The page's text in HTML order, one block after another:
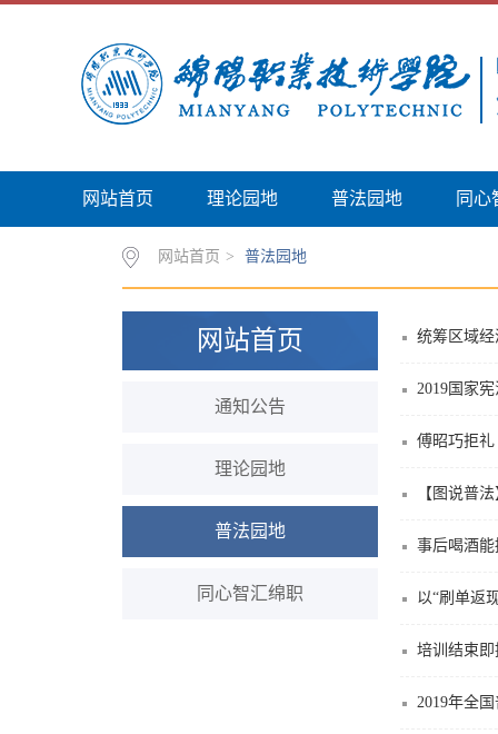
网站首页 理论园地 普法园地 同心
网站首页 > 普法园地
网站首页
通知公告
理论园地
普法园地
同心智汇绵职
统筹区域
2019国家
傅昭巧拒礼
【图说普
事后喝酒
以“刷单返
培训结束
2019年全